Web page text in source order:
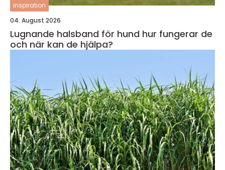
inspiration
04. August 2026
Lugnande halsband för hund hur fungerar de
och när kan de hjälpa?